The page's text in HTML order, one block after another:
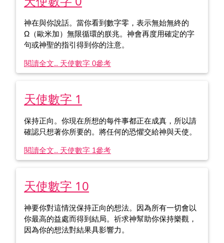
神在與你說話。當你看到數字零，表示無始無終的
Ω（歐米加）無限循環的朕兆。神會再度用確定的字
句或神聖的指引得到你的注意。
閱讀全文.. 天使數字 0參考
天使數字 1
保持正向。你現在所想的每件事都正在成真，所以請
確認只想著你所要的。將任何的恐懼交給神與天使。
閱讀全文.. 天使數字 1參考
天使數字 10
神要你對這情況保持正向的想法。因為所有一切會以
你最高的益處而得到結局。祈求神幫助你保持樂觀，
因為你的想法對結果具影響力。